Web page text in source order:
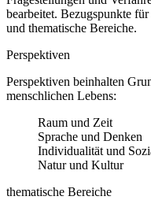
bearbeitet. Bezugspunkte
und thematische Bereiche.
Perspektiven
Perspektiven beinhalten
menschlichen Lebens:
Raum und Zeit
Sprache und Denken
Individualität und
Natur und Kultur
thematische Bereiche